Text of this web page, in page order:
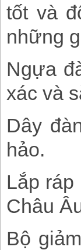
tốt và
những
Ngựa
xác và
Dây
hảo.
Lắp
Châu
Bộ